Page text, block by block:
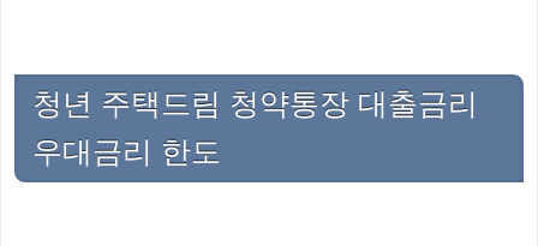
청년 주택드림 청약통장 대출금리
우대금리 한도